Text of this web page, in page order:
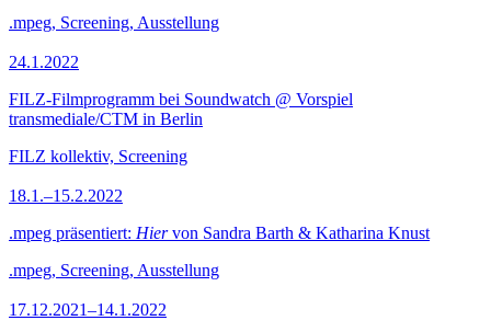
.mpeg, Screening, Ausstellung
24.1.2022
FILZ-Filmprogramm bei Soundwatch @ Vorspiel
transmediale/CTM in Berlin
FILZ kollektiv, Screening
18.1.–15.2.2022
.mpeg präsentiert: Hiervon Sandra Barth & Katharina Knust
.mpeg, Screening, Ausstellung
17.12.2021–14.1.2022